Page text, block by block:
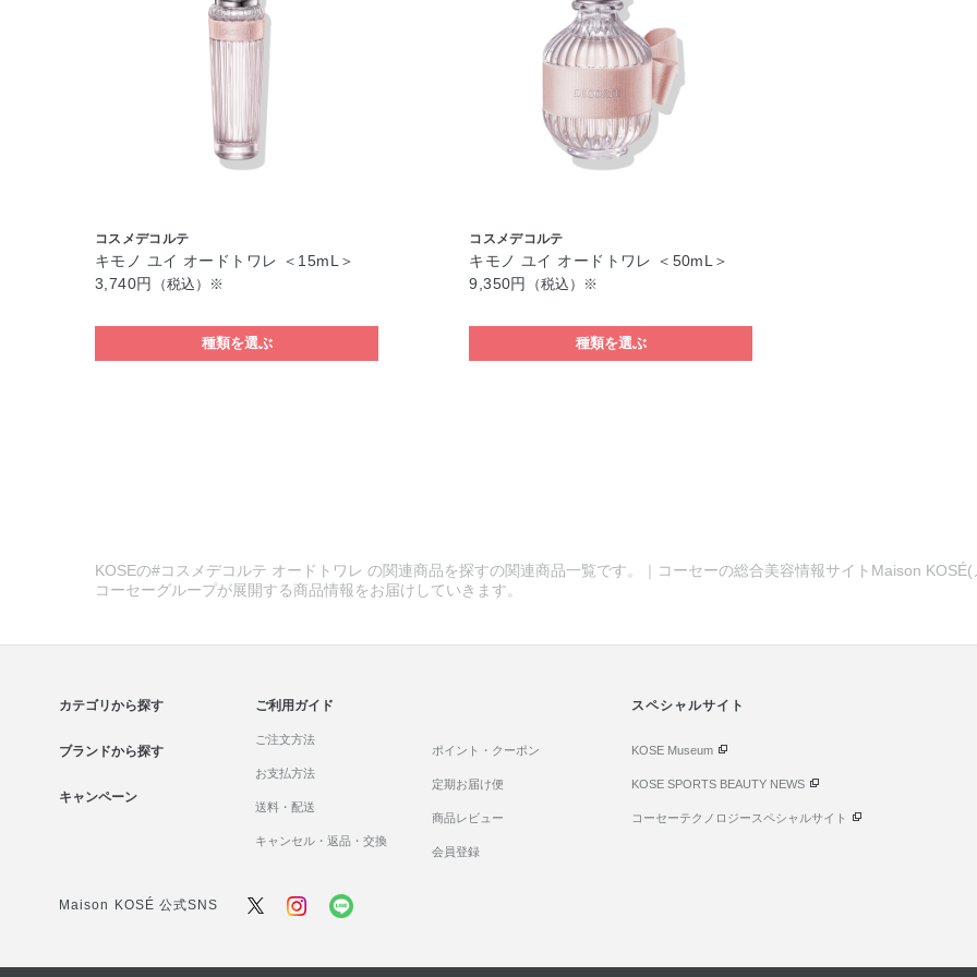
コスメデコルテ
キモノ ユイ オードトワレ ＜15mL＞
3,740円
（税込）※
種類を選ぶ
コスメデコルテ
キモノ ユイ オードトワレ ＜50mL＞
9,350円
（税込）※
種類を選ぶ
KOSEの#コスメデコルテ オードトワレ の関連商品を探すの関連商品一覧です。｜コーセーの総合美容情報サイトMaison
コーセーグループが展開する商品情報をお届けしていきます。
カテゴリから探す
ブランドから探す
キャンペーン
ご利用ガイド
ご注文方法
お支払方法
送料・配送
キャンセル・返品・交換
ポイント・クーポン
定期お届け便
商品レビュー
会員登録
スペシャルサイト
KOSE Museum
KOSE SPORTS BEAUTY NEWS
コーセーテクノロジースペシャルサイト
Maison KOSÉ 公式SNS